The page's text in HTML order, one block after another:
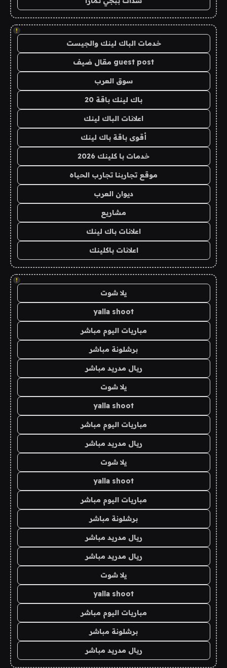
!
خدمات الباك لينك والجيست
guest post مقال ضيف
سوق العرب
باك لينك باقة 20
اعلانات الباك لينك
أقوى باقة باك لينك
خدمات با كلينك 2026
موقع تجاربنا تجارب الحياه
ديوان العرب
مشاريع
اعلانات باك لينك
اعلانات باكلينك
!
يلا شوت
yalla shoot
مباريات اليوم مباشر
برشلونة مباشر
ريال مدريد مباشر
يلا شوت
yalla shoot
مباريات اليوم مباشر
ريال مدريد مباشر
يلا شوت
yalla shoot
مباريات اليوم مباشر
برشلونة مباشر
ريال مدريد مباشر
ريال مدريد مباشر
يلا شوت
yalla shoot
مباريات اليوم مباشر
برشلونة مباشر
ريال مدريد مباشر